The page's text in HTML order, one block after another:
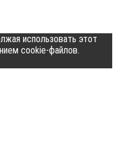
использовать этот
cookie-файлов.